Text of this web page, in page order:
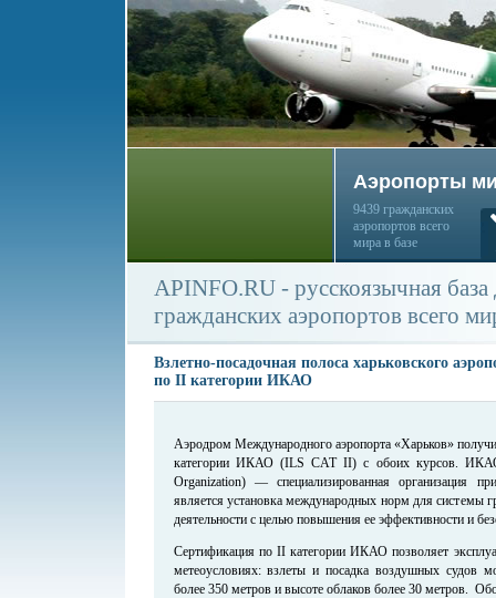
Аэропорты
9439 гражданских
аэропортов всего
мира в базе
APINFO.RU - русскоязычная
гражданских аэропортов всего
Взлетно-посадочная полоса харьковского
по II категории ИКАО
Аэродром Международного аэропорта «Харьков»
категории ИКАО (ILS CAT II) с обоих курсов.
Organization) — специализированная организация
является установка международных норм для системы
деятельности с целью повышения ее эффективности и
Сертификация по II категории ИКАО позволяет
метеоусловиях: взлеты и посадка воздушных судов
более 350 метров и высоте облаков более 30 метров.